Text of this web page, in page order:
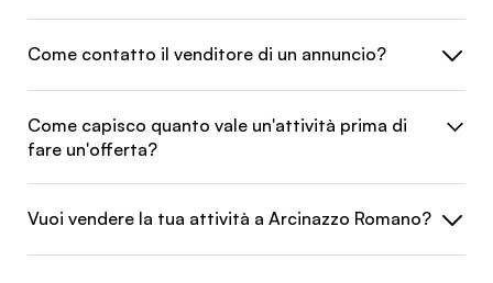
Come contatto il venditore di un annuncio?
Come capisco quanto vale un'attività prima di
fare un'offerta?
Vuoi vendere la tua attività a Arcinazzo Romano?